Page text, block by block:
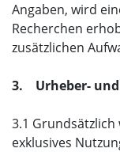
Angaben, wird
Recherchen
zusätzlichen
3. Urheber-
3.1
exklusives